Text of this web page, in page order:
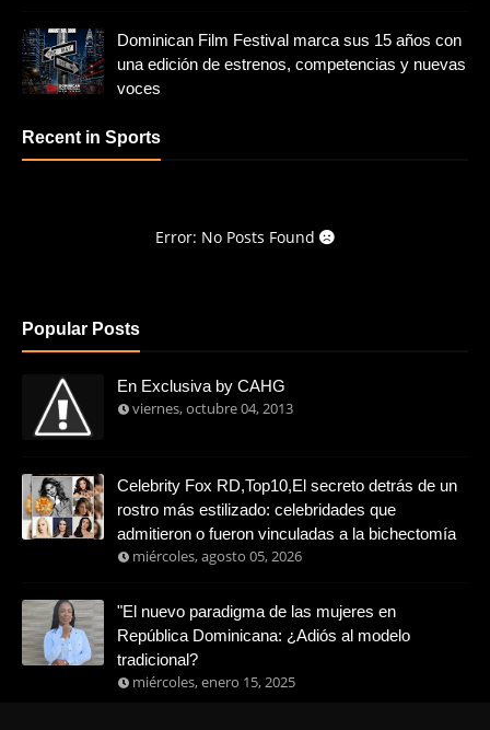
Dominican Film Festival marca sus 15 años con
una edición de estrenos, competencias y nuevas
voces
Recent in Sports
Error: No Posts Found
Popular Posts
En Exclusiva by CAHG
viernes, octubre 04, 2013
Celebrity Fox RD,Top10,El secreto detrás de un
rostro más estilizado: celebridades que
admitieron o fueron vinculadas a la bichectomía
miércoles, agosto 05, 2026
"El nuevo paradigma de las mujeres en
República Dominicana: ¿Adiós al modelo
tradicional?
miércoles, enero 15, 2025